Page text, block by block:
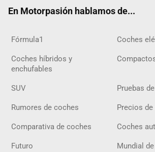
En Motorpasión hablamos de...
Fórmula1 Coches
Coches híbridos y
enchufables
SUV Pruebas
Rumores de coches Precios
Comparativa de coches Coches
Futuro Mundial